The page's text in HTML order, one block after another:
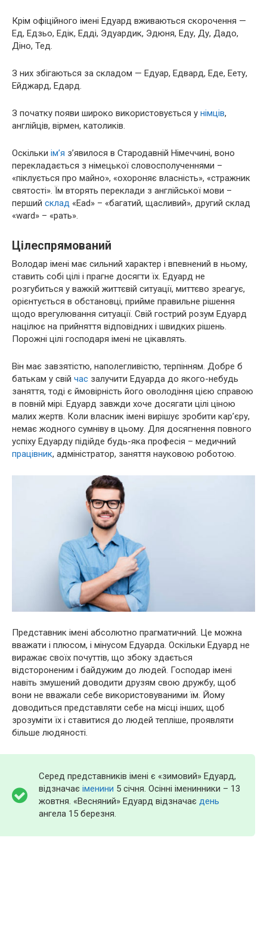
Крім офіційного імені Едуард вживаються скорочення —
Ед, Едзьо, Едік, Едді, Эдуардик, Эдюня, Еду, Ду, Дадо,
Діно, Тед.
З них збігаються за складом — Едуар, Едвард, Еде, Еету,
Ейджард, Едард.
З початку появи широко використовується у німців,
англійців, вірмен, католиків.
Оскільки ім’я з’явилося в Стародавній Німеччині, воно
перекладається з німецької словосполученнями –
«піклується про майно», «охороняє власність», «стражник
святості». Їм вторять переклади з англійської мови –
перший склад «Ead» – «багатий, щасливий», другий склад
«ward» – «рать».
Цілеспрямований
Володар імені має сильний характер і впевнений в ньому,
ставить собі цілі і прагне досягти їх. Едуард не
розгубиться у важкій життєвій ситуації, миттєво зреагує,
орієнтується в обстановці, прийме правильне рішення
щодо врегулювання ситуації. Свій гострий розум Едуард
націлює на прийняття відповідних і швидких рішень.
Порожні цілі господаря імені не цікавлять.
Він має завзятістю, наполегливістю, терпінням. Добре б
батькам у свій час залучити Едуарда до якого-небудь
заняття, тоді є ймовірність його оволодіння цією справою
в повній мірі. Едуард завжди хоче досягати цілі ціною
малих жертв. Коли власник імені вирішує зробити кар’єру,
немає жодного сумніву в цьому. Для досягнення повного
успіху Едуарду підійде будь-яка професія – медичний
працівник, адміністратор, заняття науковою роботою.
Представник імені абсолютно прагматичний. Це можна
вважати і плюсом, і мінусом Едуарда. Оскільки Едуард не
виражає своїх почуттів, що збоку здається
відстороненим і байдужим до людей. Господар імені
навіть змушений доводити друзям свою дружбу, щоб
вони не вважали себе використовуваними їм. Йому
доводиться представляти себе на місці інших, щоб
зрозуміти їх і ставитися до людей тепліше, проявляти
більше людяності.
Серед представників імені є «зимовий» Едуард,
відзначає іменини 5 січня. Осінні іменинники – 13
жовтня. «Весняний» Едуард відзначає день
ангела 15 березня.